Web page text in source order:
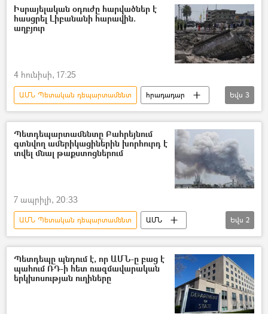
Իսրայելական օդուժը հարվածներ է
հասցրել Լիբանանի հարավին.
աղբյուր
4 հունիսի, 17:25
ԱՄՆ Պետական դեպարտամենտ
հրադադար
Իսրայել
Լիբանան ԱՄՆ
Եվս 3
Պետդեպարտամենտը Բահրեյնում
գտնվող ամերիկացիներին խորհուրդ է
տվել մնալ թաքստոցներում
7 ապրիլի, 20:33
ԱՄՆ Պետական դեպարտամենտ
ԱՄՆ
Բահրեյն
ապաստարան
Եվս 2
Պետդեպը պնդում է, որ ԱՄՆ-ը բաց է
պահում ՌԴ-ի հետ ռազմավարական
երկխոսության ուղիները